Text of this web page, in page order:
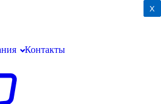
Контакты
x
x